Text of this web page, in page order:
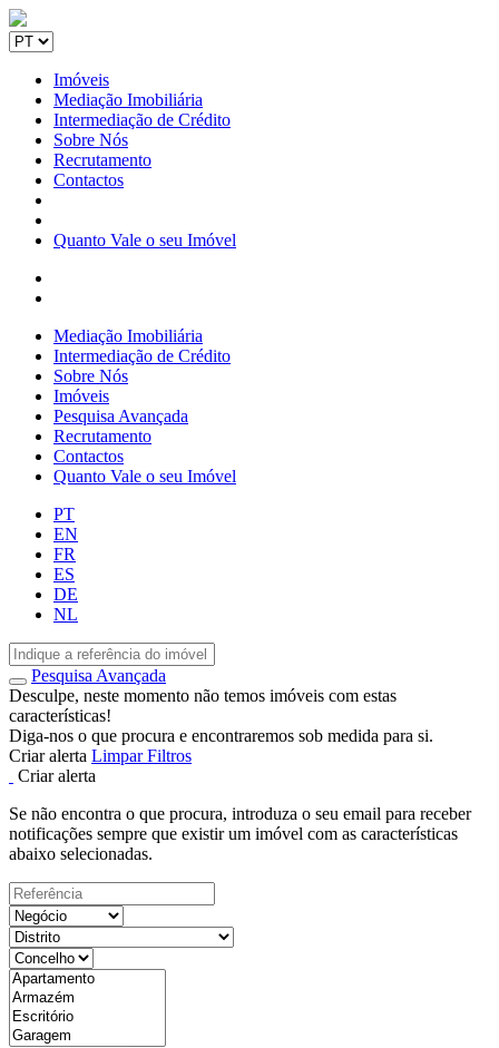
Imóveis
Mediação Imobiliária
Intermediação de Crédito
Sobre Nós
Recrutamento
Contactos
Quanto Vale o seu Imóvel
Mediação Imobiliária
Intermediação de Crédito
Sobre Nós
Imóveis
Pesquisa Avançada
Recrutamento
Contactos
Quanto Vale o seu Imóvel
PT
EN
FR
ES
DE
NL
Pesquisa Avançada
Desculpe, neste momento não temos imóveis com estas
características!
Diga-nos o que procura e encontraremos sob medida para si.
Criar alerta Limpar Filtros
Criar alerta
Se não encontra o que procura, introduza o seu email para receber
notificações sempre que existir um imóvel com as características
abaixo selecionadas.